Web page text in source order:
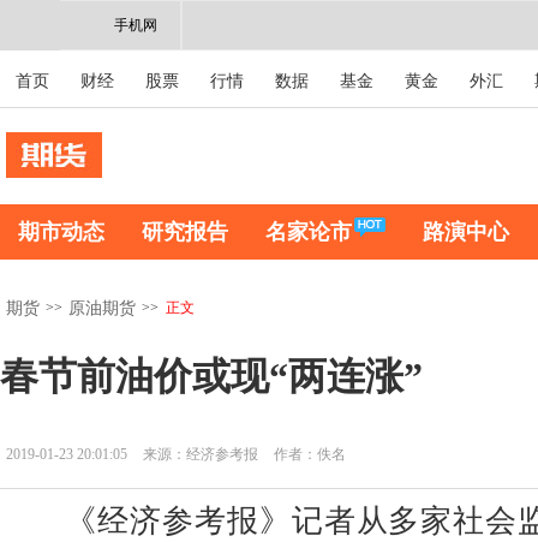
手机网
首页 财经 股票 行情 数据 基金 黄金 外汇
期市动态 研究报告 名家论市 路演中心
期货 >> 原油期货 >> 正文
春节前油价或现“两连涨”
2019-01-23 20:01:05 来源：经济参考报 作者：佚名
《经济参考报》记者从多家社会